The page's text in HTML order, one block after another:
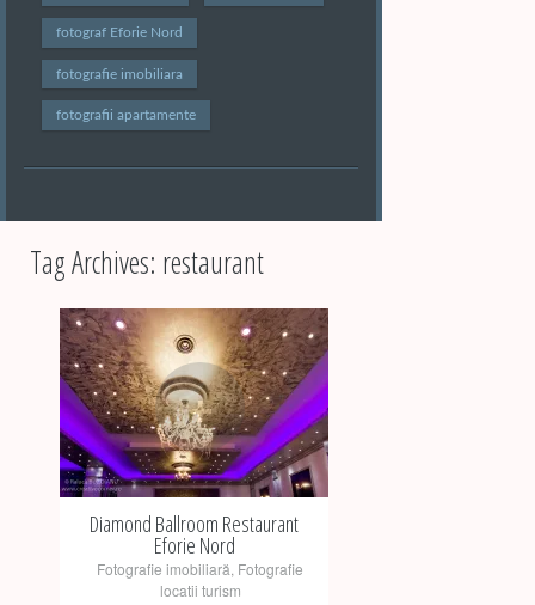
fotograf Eforie Nord
fotografie imobiliara
fotografii apartamente
Tag Archives: restaurant
+
Diamond Ballroom Restaurant
Eforie Nord
Fotografie imobiliară Fotografie
locatii turism